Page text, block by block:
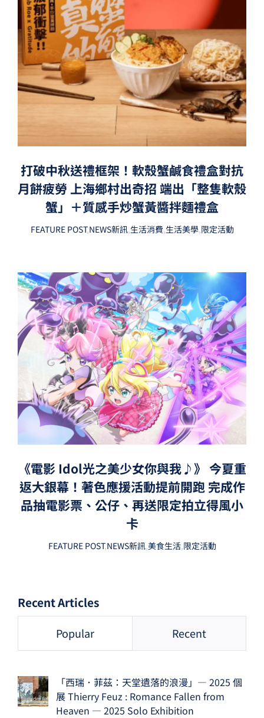
打破中秋送禮框架！軟殼蟹鹹食禮盒對抗
月餅疲勞 上海鄉村出奇招 端出「整隻軟殼
蟹」＋質感手炒蟹黃醬拌麵禮盒
FEATURE POST,NEWS新訊,生活消費,生活美學,限定活動
《電影 Idol光之美少女你與我♪》 今夏重
返大銀幕！著色應援活動提前開跑 完成作
品抽電影票、公仔、再送限定拍立得風小
卡
FEATURE POST,NEWS新訊,美食生活,限定活動
Recent Articles
Popular Recent
「西瑞．菲茲：天堂遺落的浪漫」— 2025 個
展 Thierry Feuz : Romance Fallen from
Heaven — 2025 Solo Exhibition